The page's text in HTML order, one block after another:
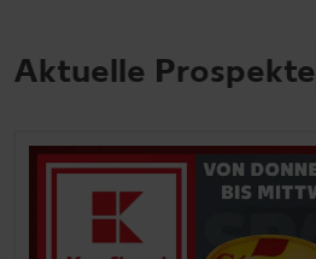
Aktuelle Prospekte